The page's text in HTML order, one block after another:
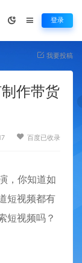
登录
我要投稿
作带货
百度已收录
，你知道如
短视频都有
短视频吗？